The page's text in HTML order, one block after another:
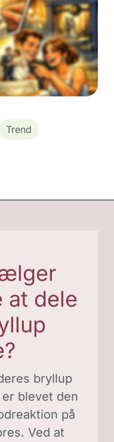
Trend
dele
bryllup
blevet den
på
Ved at